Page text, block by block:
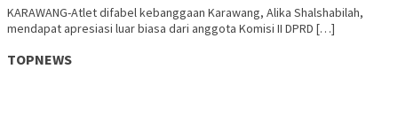
KARAWANG-Atlet difabel kebanggaan Karawang, Alika Shalshabilah,
mendapat apresiasi luar biasa dari anggota Komisi II DPRD […]
TOPNEWS